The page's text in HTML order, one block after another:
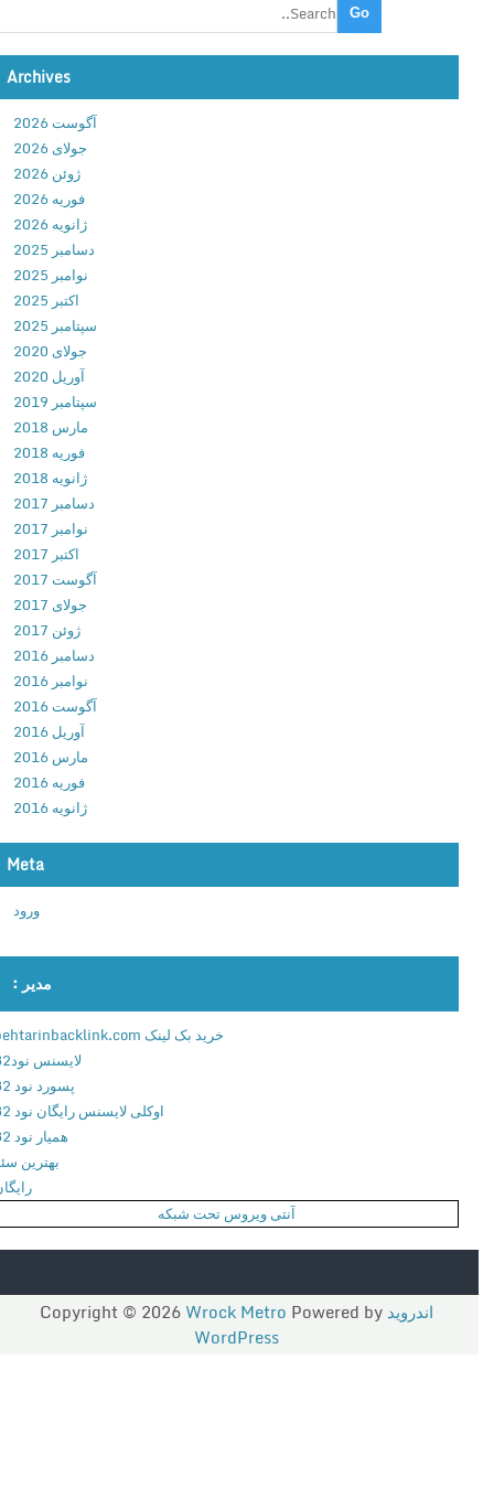
i
o
D
i
r
e
c
t
o
r
i
d
e
o
E
d
i
t
o
v
2
6
.
1
U
n
l
o
c
e
ل
و
ر
و
ر
ا
Archives
آگوست 2026
جولای 2026
ژوئن 2026
فوریه 2026
ژانویه 2026
دسامبر 2025
نوامبر 2025
سپتامبر 2025
جولای 2020
آوریل 2020
سپتامبر 2019
مارس 2018
فوریه 2018
ژانویه 2018
دسامبر 2017
نوامبر 2017
آگوست 2017
جولای 2017
ژوئن 2017
دسامبر 2016
نوامبر 2016
آگوست 2016
آوریل 2016
مارس 2016
فوریه 2016
ژانویه 2016
Meta
مدیر :
خرید بک لینک behtarinbacklink.com
لایسنس نود32
پسورد نود 32
اوکلی لایسنس رایگان نود 32
همیار نود 32
بهترین سئو
رایگان
آنتی ویروس تحت شبکه
اندرویدCopyright © 2026
Wrock MetroPowered by
WordPress